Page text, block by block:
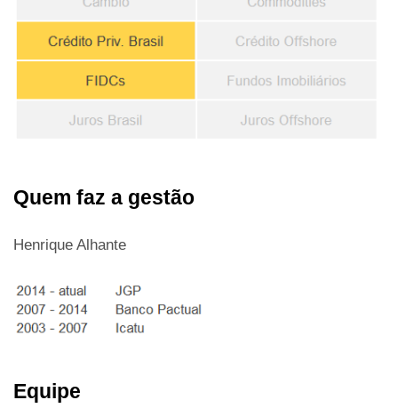
Quem faz a gestão
Henrique Alhante
Equipe